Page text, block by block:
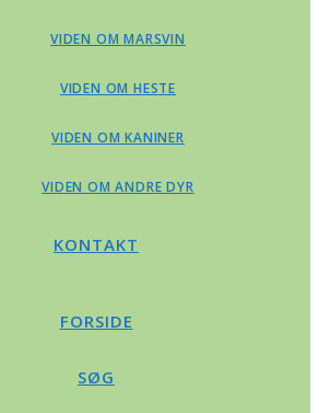
VIDEN OM MARSVIN
VIDEN OM HESTE
VIDEN OM KANINER
VIDEN OM ANDRE DYR
KONTAKT
FORSIDE
SØG